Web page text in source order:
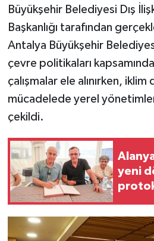
Büyükşehir Belediyesi Dış
Başkanlığı tarafından
Antalya Büyükşehir
çevre politikaları
çalışmalar ele alınırken,
mücadelede yerel
çekildi.
yeni